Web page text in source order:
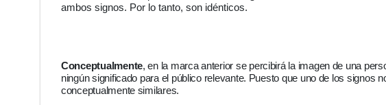
ambos signos. Por lo tanto, son idénticos.
Conceptualmente,en la marca anterior se percibirá la imagen de una
ningún significado para el público relevante. Puesto que uno de los signos
conceptualmente similares.